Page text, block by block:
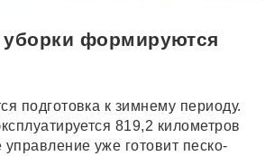
формируются
подготовка к зимнему периоду.
819,2 километров
уже готовит песко-